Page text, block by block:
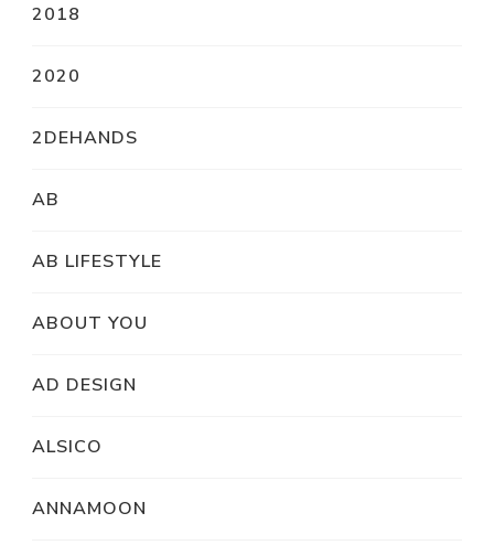
2018
2020
2DEHANDS
AB
AB LIFESTYLE
ABOUT YOU
AD DESIGN
ALSICO
ANNAMOON